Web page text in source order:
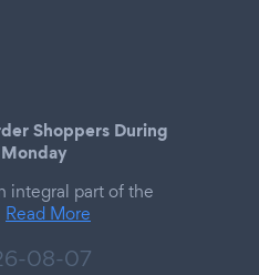
Shoppers During
integral part of the
Read More
08-07